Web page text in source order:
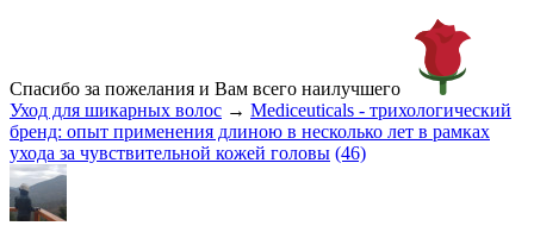
Спасибо за пожелания и Вам всего наилучшего
Уход для шикарных волос → Mediceuticals - трихологический
бренд: опыт применения длиною в несколько лет в рамках
ухода за чувствительной кожей головы (46)